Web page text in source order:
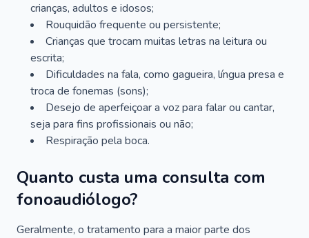
crianças, adultos e idosos;
Rouquidão frequente ou persistente;
Crianças que trocam muitas letras na leitura ou
escrita;
Dificuldades na fala, como gagueira, língua presa e
troca de fonemas (sons);
Desejo de aperfeiçoar a voz para falar ou cantar,
seja para fins profissionais ou não;
Respiração pela boca.
Quanto custa uma consulta com
fonoaudiólogo?
Geralmente, o tratamento para a maior parte dos